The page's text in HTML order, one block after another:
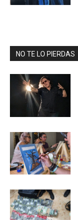
NO TE LO PIERDAS